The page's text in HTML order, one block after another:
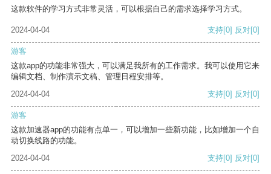
这款软件的学习方式非常灵活，可以根据自己的需求选择学习方式。
2024-04-04 支持[0] 反对[0]
游客
这款app的功能非常强大，可以满足我所有的工作需求。我可以使用它来
编辑文档、制作演示文稿、管理日程安排等。
2024-04-04
支持[0] 反对[0]
游客
这款加速器app的功能有点单一，可以增加一些新功能，比如增加一个自
动切换线路的功能。
2024-04-04
支持[0] 反对[0]